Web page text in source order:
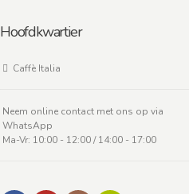
Hoofdkwartier
Caffè Italia
Neem online contact met ons op via
WhatsApp
Ma-Vr: 10:00 - 12:00 / 14:00 - 17:00